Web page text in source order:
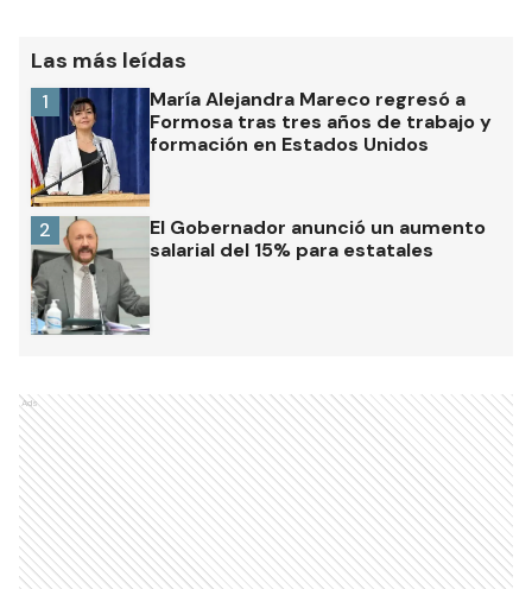
Las más leídas
María Alejandra Mareco regresó a
Formosa tras tres años de trabajo y
formación en Estados Unidos
1
El Gobernador anunció un aumento
salarial del 15% para estatales
2
Ads